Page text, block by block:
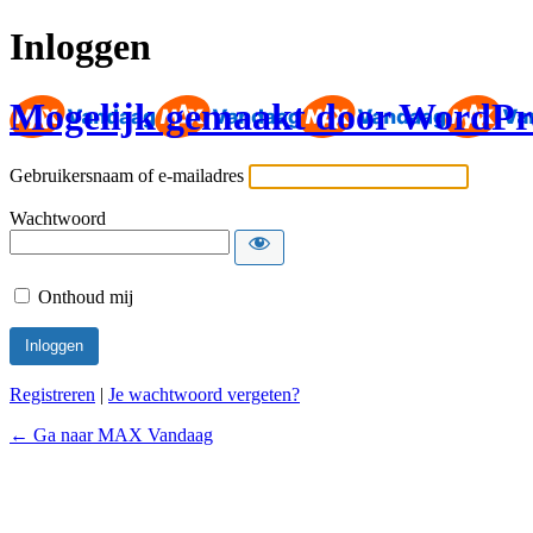
Inloggen
Mogelijk gemaakt door
Gebruikersnaam of e-mailadres
Wachtwoord
Onthoud mij
Registreren | Je wachtwoord vergeten?
← Ga naar MAX Vandaag